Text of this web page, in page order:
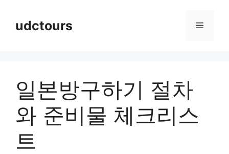
contentudctours Menu
일본방구하기 절차
와 준비물 체크리스
트